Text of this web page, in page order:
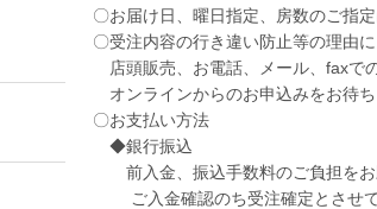
〇お届け日、曜日指定、房数のご指
〇受注内容の行き違い防止等の理由に
店頭販売、お電話、メール、faxで
オンラインからのお申込みをお待ち
〇お支払い方法
◆銀行振込
前入金、振込手数料のご負担をお
ご入金確認のち受注確定とさせ